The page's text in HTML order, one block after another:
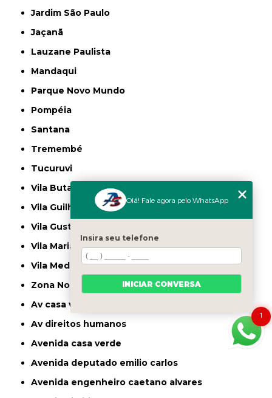
Jardim São Paulo
Jaçanã
Lauzane Paulista
Mandaqui
Parque Novo Mundo
Pompéia
Santana
Tremembé
Tucuruvi
Vila Butantã
Vila Guilherme
Vila Gustavo
Vila Maria
Vila Medeiros
Zona Norte
av casa verde
av direitos humanos
avenida casa verde
avenida deputado emilio carlos
avenida engenheiro caetano alvares
1
Olá! Fale agora pelo WhatsApp
Insira seu telefone
INICIAR CONVERSA